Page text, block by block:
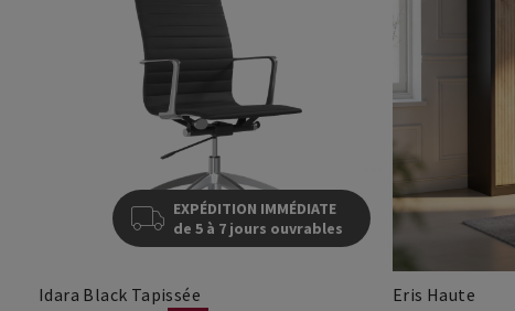
EXPÉDITION IMMÉDIATE
de 5 à 7 jours ouvrables
Idara Black Tapissée Eris Haute